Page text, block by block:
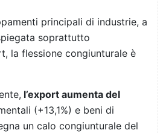
principali di industrie, a
soprattutto
la flessione congiunturale è
l’export aumenta del
(+13,1%) e beni di
un calo congiunturale del